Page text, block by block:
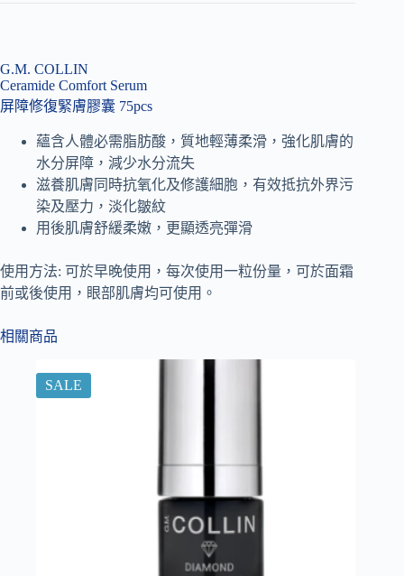
G.M. COLLIN
Ceramide Comfort Serum
屏障修復緊膚膠囊 75pcs
蘊含人體必需脂肪酸，質地輕薄柔滑，強化肌膚的
水分屏障，減少水分流失
滋養肌膚同時抗氧化及修護細胞，有效抵抗外界污
染及壓力，淡化皺紋
用後肌膚舒緩柔嫩，更顯透亮彈滑
使用方法: 可於早晚使用，每次使用一粒份量，可於面霜
前或後使用，眼部肌膚均可使用。
相關商品
SALE